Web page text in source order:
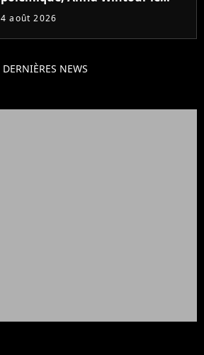
défend
4 août 2026
DERNIÈRES NEWS